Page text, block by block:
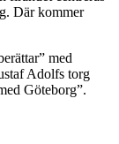
Där kommer
med
Adolfs torg
Göteborg”.